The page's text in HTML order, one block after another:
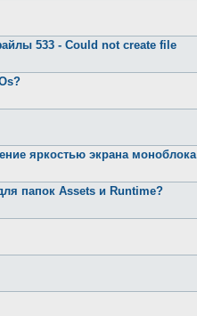
533 - Could not create file
яркостью экрана моноблока
папок Assets и Runtime?